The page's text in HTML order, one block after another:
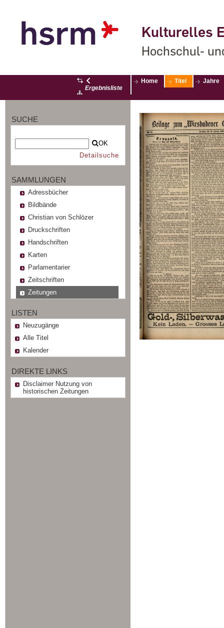
Kulturelles
Hochschul-
Ergebnisliste
Home Titel Jahre
SUCHE
OK
Detailsuche
SAMMLUNGEN
Adressbücher
Bildbände
Christian von Schlözer
Druckschriften
Handschriften
Karten
Parlamentarier
Zeitschriften
Zeitungen
LISTEN
Neuzugänge
Alle Titel
Kalender
DIREKTE LINKS
Disclaimer Nutzung von
historischen Zeitungen